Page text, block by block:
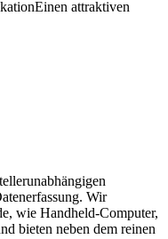
attraktiven
Wir
wie Handheld-Computer,
bieten neben dem reinen